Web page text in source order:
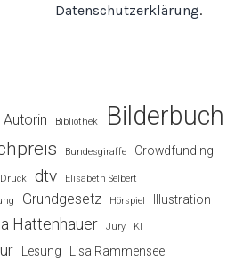
Datenschutzerklärung.
Autorin Bibliothek Bilderbuch
Bundesgiraffe Crowdfunding
Druck dtv
Elisabeth Selbert
Grundgesetz Hörspiel Illustration
Hattenhauer Jury KI
Lesung Lisa Rammensee